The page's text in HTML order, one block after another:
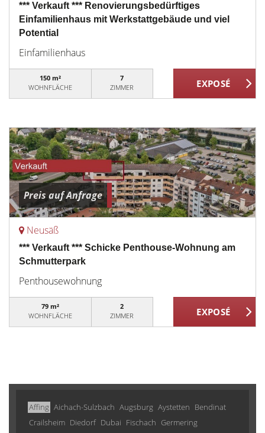
*** Verkauft *** Renovierungsbedürftiges
Einfamilienhaus mit Werkstattgebäude und viel
Potential
Einfamilienhaus
150 m²
WOHNFLÄCHE
7
ZIMMER
Preis auf Anfrage
Neusäß
*** Verkauft *** Schicke Penthouse-Wohnung am
Schmutterpark
Penthousewohnung
79 m²
WOHNFLÄCHE
2
ZIMMER
Affing Aichach-Sulzbach Augsburg Aystetten Bendinat
Crailsheim Diedorf Dubai Fischach Germering